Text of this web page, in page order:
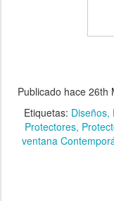
Publicado hace 26th
Etiquetas: Diseños
Protectores
ventana